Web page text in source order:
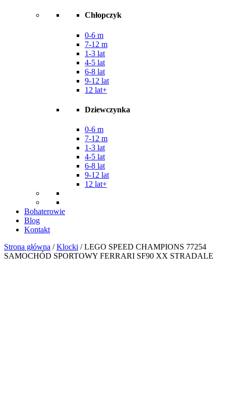
Chłopczyk
0-6 m
7-12 m
1-3 lat
4-5 lat
6-8 lat
9-12 lat
12 lat+
Dziewczynka
0-6 m
7-12 m
1-3 lat
4-5 lat
6-8 lat
9-12 lat
12 lat+
Bohaterowie
Blog
Kontakt
Strona główna /Klocki / LEGO SPEED CHAMPIONS 77254
SAMOCHÓD SPORTOWY FERRARI SF90 XX STRADALE